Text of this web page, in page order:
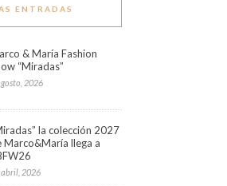
ENTRADAS
& María Fashion
“Miradas”
2026
la colección 2027
Marco&María llega a
abril, 2026